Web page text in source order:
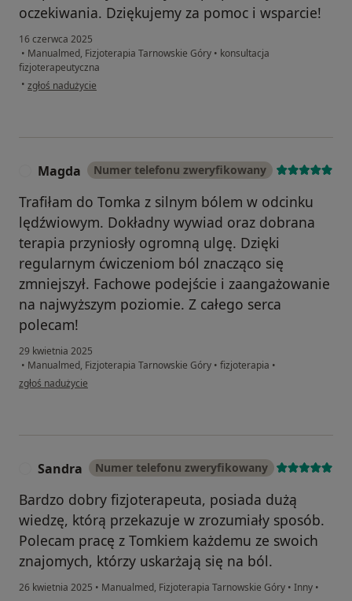
oczekiwania. Dziękujemy za pomoc i wsparcie!
16 czerwca 2025
• Manualmed, Fizjoterapia Tarnowskie Góry • konsultacja
fizjoterapeutyczna
• w opinii użytkownika Sandra
zgłoś nadużycie
Magda Numer telefonu zweryfikowany
Trafiłam do Tomka z silnym bólem w odcinku
lędźwiowym. Dokładny wywiad oraz dobrana
terapia przyniosły ogromną ulgę. Dzięki
regularnym ćwiczeniom ból znacząco się
zmniejszył. Fachowe podejście i zaangażowanie
na najwyższym poziomie. Z całego serca
polecam!
29 kwietnia 2025
• Manualmed, Fizjoterapia Tarnowskie Góry • fizjoterapia •
w opinii użytkownika Magda
zgłoś nadużycie
Sandra Numer telefonu zweryfikowany
Bardzo dobry fizjoterapeuta, posiada dużą
wiedzę, którą przekazuje w zrozumiały sposób.
Polecam pracę z Tomkiem każdemu ze swoich
znajomych, którzy uskarżają się na ból.
26 kwietnia 2025 • Manualmed, Fizjoterapia Tarnowskie Góry • Inny •